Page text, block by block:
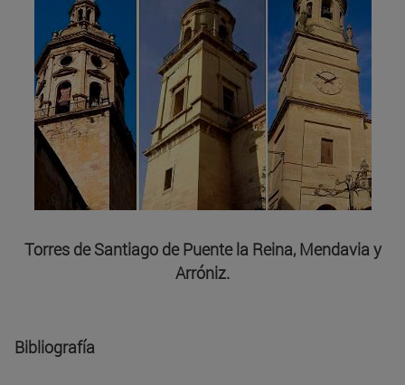
Torres de Santiago de Puente la Reina, Mendavia y
Arróniz.
Bibliografía